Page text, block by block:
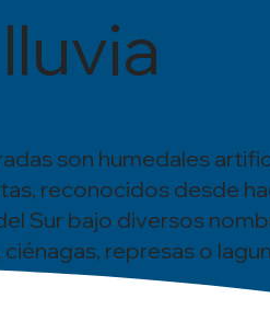
son humedales
reconocidos desde
Sur bajo diversos
represas o